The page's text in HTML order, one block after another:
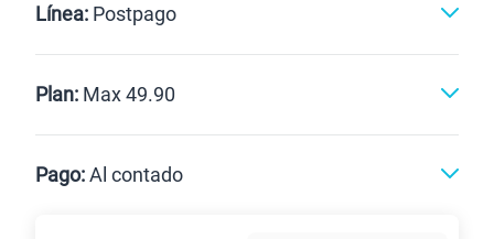
Línea: Postpago
Plan: Max 49.90
Pago:Al contado